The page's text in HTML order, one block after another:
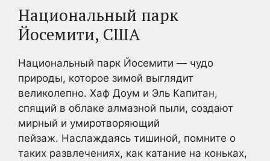
Национальный парк
Йосемити, США
Национальный парк Йосемити — чудо
природы, которое зимой выглядит
великолепно. Хаф Доум и Эль Капитан,
спящий в облаке алмазной пыли, создают
мирный и умиротворяющий
пейзаж. Наслаждаясь тишиной, помните о
таких развлечениях, как катание на коньках,